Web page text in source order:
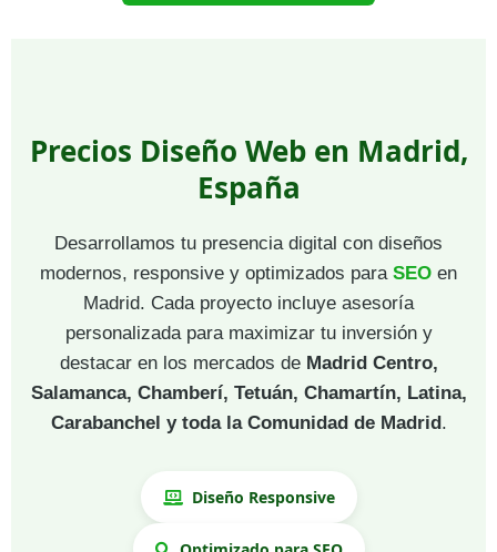
Precios Diseño Web en Madrid,
España
Desarrollamos tu presencia digital con diseños
modernos, responsive y optimizados para SEO en
Madrid. Cada proyecto incluye asesoría
personalizada para maximizar tu inversión y
destacar en los mercados de Madrid Centro,
Salamanca, Chamberí, Tetuán, Chamartín, Latina,
Carabanchel y toda la Comunidad de Madrid.
Diseño Responsive